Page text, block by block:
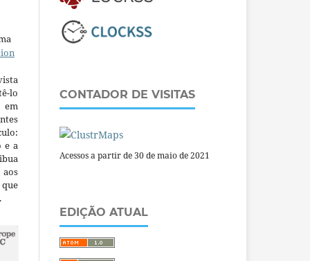
lo
em
e a
CONTADOR DE VISITAS
Acessos a partir de 30 de maio de 2021
EDIÇÃO ATUAL